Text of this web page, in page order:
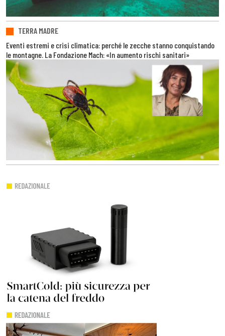
TERRA MADRE
Eventi estremi e crisi climatica: perché le zecche stanno conquistando
le montagne. La Fondazione Mach: «In aumento rischi sanitari»